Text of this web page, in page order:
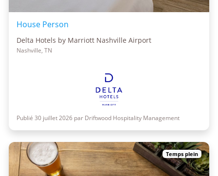
House Person
Delta Hotels by Marriott Nashville Airport
Nashville, TN
Publié 30 juillet 2026 par Driftwood Hospitality Management
Temps plein